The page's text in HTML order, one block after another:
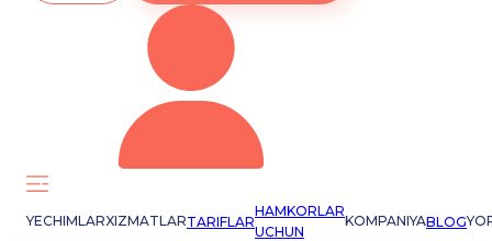
YECHIMLARXIZMATLARTARIFLAR
HAMKORLAR
UCHUN
KOMPANIYABLOG